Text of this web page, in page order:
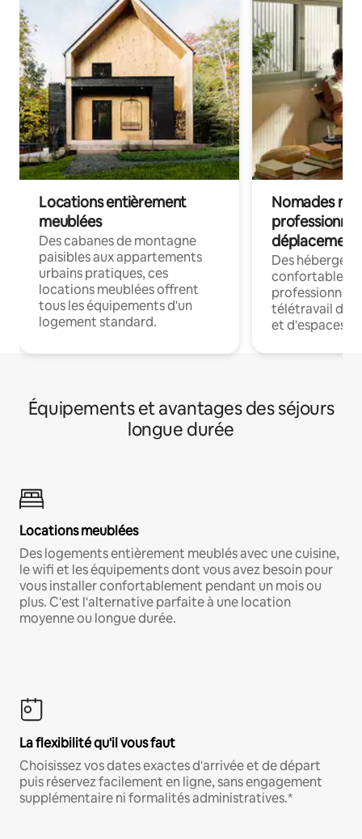
Locations entièrement
meublées
Des cabanes de montagne
paisibles aux appartements
urbains pratiques, ces
locations meublées offrent
tous les équipements d'un
logement standard.
Nomades
déplacement
Des
confortables
professionnels
télétravail
et d'espaces
Équipements et avantages des séjours
longue durée
Locations meublées
Des logements entièrement meublés avec une cuisine,
le wifi et les équipements dont vous avez besoin pour
vous installer confortablement pendant un mois ou
plus. C'est l'alternative parfaite à une location
moyenne ou longue durée.
La flexibilité qu'il vous faut
Choisissez vos dates exactes d'arrivée et de départ
puis réservez facilement en ligne, sans engagement
supplémentaire ni formalités administratives.*